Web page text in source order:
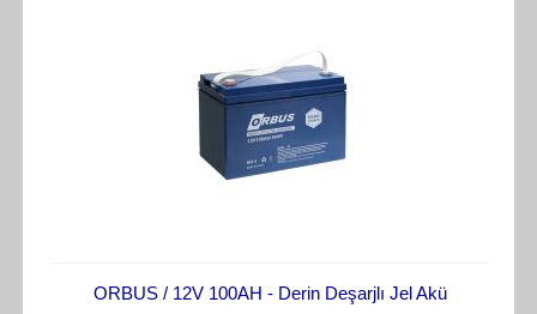
ORBUS / 12V 100AH - Derin Deşarjlı Jel Akü